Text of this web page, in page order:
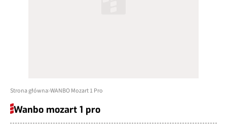
Strona główna WANBO Mozart 1 Pro
Wanbo mozart 1 pro